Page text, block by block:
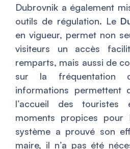
Dubrovnik a également
outils de régulation. Le
en vigueur, permet non
visiteurs un accès
remparts, mais aussi de
sur la fréquentation
informations permettent
l’accueil des
moments propices
système a prouvé son
maire, il n’a pas été